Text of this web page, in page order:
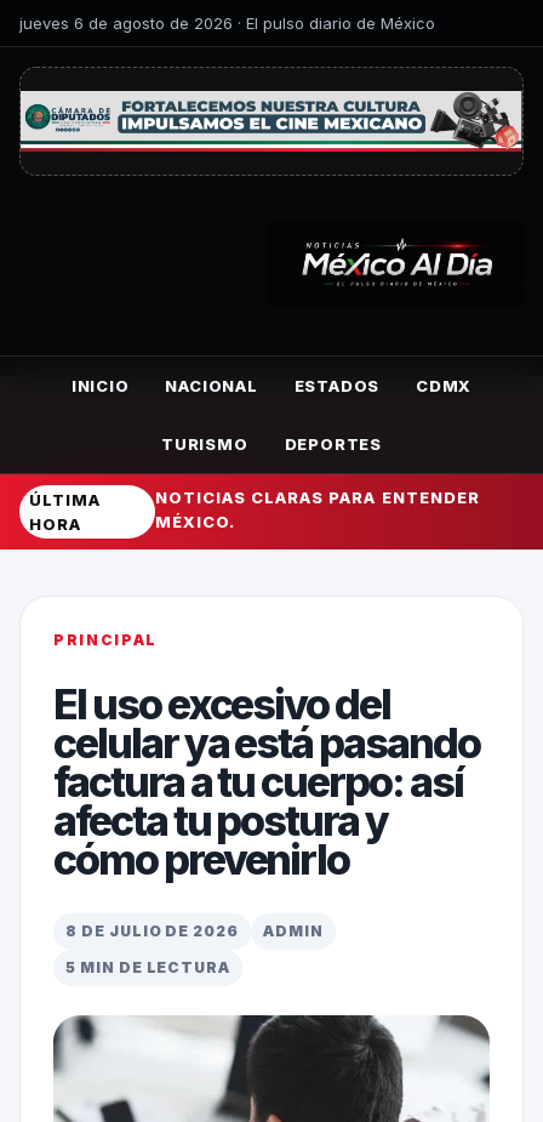
jueves 6 de agosto de 2026 · El pulso diario de México
INICIO NACIONAL ESTADOS CDMX
TURISMO DEPORTES
ÚLTIMA
HORA
NOTICIAS CLARAS PARA ENTENDER
MÉXICO.
PRINCIPAL
El uso excesivo del
celular ya está pasando
factura a tu cuerpo: así
afecta tu postura y
cómo prevenirlo
8 DE JULIO DE 2026
ADMIN
5 MIN DE LECTURA